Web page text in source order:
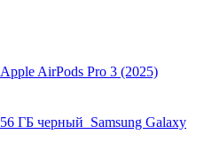
Apple AirPods Pro 3 (2025)
Samsung Galaxy